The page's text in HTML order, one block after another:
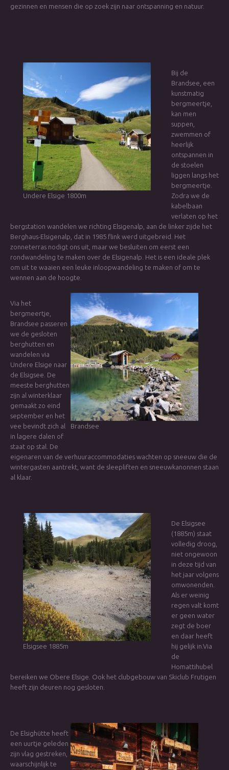
gezinnen en mensen die op zoek zijn naar ontspanning en natuur.
Undere Elsige 1800m
Bij de
Brandsee, een
kunstmatig
bergmeertje,
kan men
suppen,
zwemmen of
heerlijk
ontspannen in
de stoelen
liggen langs het
bergmeertje.
Zodra we de
kabelbaan
verlaten op het
bergstation wandelen we richting Elsigenalp, aan de linker zijde het
Berghaus-Elsigenalp, dat in 1985 flink werd uitgebreid. Het
zonneterras nodigt ons uit, maar we besluiten om eerst een
rondwandeling te maken over de Elsigenalp. Het is een ideale plek
om uit te waaien een leuke inloopwandeling te maken of om te
wennen aan de hoogte.
Brandsee
Via het
bergmeertje,
Brandsee passeren
we de gesloten
berghutten en
wandelen via
Undere Elsige naar
de Elsigsee. De
meeste berghutten
zijn al winterklaar
gemaakt zo eind
september en het
vee bevindt zich al
in lagere dalen of
staat op stal. De
eigenaren van de verhuuraccommodaties wachten op sneeuw die de
wintergasten aantrekt, want de sleepliften en sneeuwkanonnen staan
al klaar.
Elsigsee 1885m
De Elsigsee
(1885m) staat
volledig droog,
niet ongewoon
in deze tijd van
het jaar volgens
omwonenden.
Als er weinig
regen valt komt
er geen water
zegt de boer
en daar heeft
hij gelijk in.Via
de
Homattihubel
bereiken we Obere Elsige. Ook het clubgebouw van Skiclub Frutigen
heeft zijn deuren nog gesloten.
De Elsighütte heeft
een uurtje geleden
zijn vlag gestreken,
waarschijnlijk te